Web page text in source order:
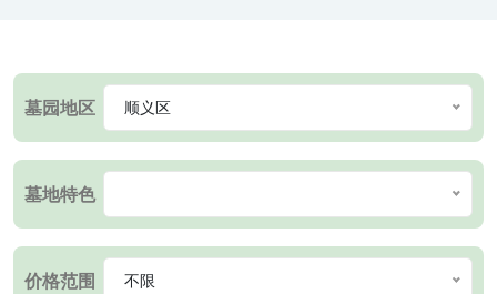
墓园地区 顺义区
墓地特色
价格范围 不限